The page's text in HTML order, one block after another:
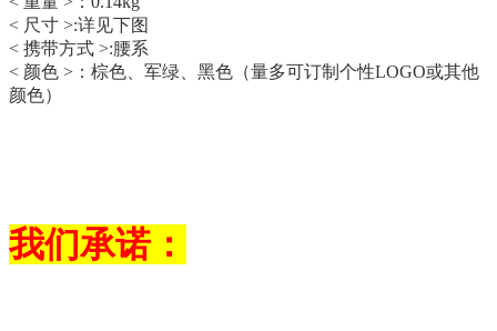
< 尺寸 >:详见下图
< 携带方式 >:腰系
< 颜色 >：棕色、军绿、黑色（量多可订制个性LOGO或其他
颜色）
我们承诺：